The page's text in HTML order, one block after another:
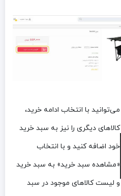
می‌توانید با انتخاب ادامه خرید،
کالاهای دیگری را نیز به سبد خرید
خود اضافه کنید و با انتخاب
«مشاهده سبد خرید» به سبد خرید
و لیست کالاهای موجود در سبد